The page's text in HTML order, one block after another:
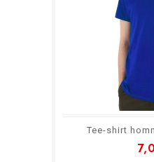
Tee-shirt